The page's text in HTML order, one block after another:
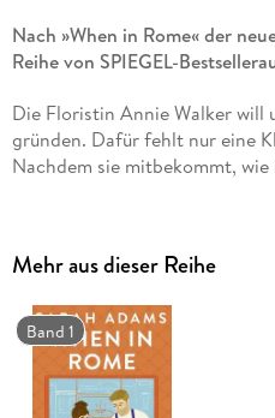
Nach »When in Rome« der
Reihe von SPIEGEL-
Die Floristin Annie Walker will
gründen. Dafür fehlt nur eine
Nachdem sie mitbekommt,
spe, ist zurück in Rome. Annie
beginnen die Grenzen
verschwimmen. Annie
der jedoch um jede ernsthafte
Bogen macht . . .
Mehr aus dieser Reihe
Band 1